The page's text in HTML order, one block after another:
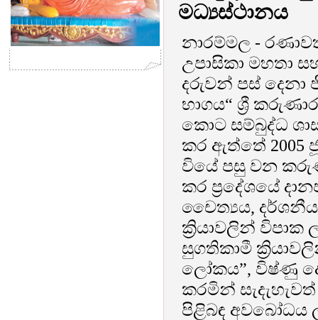
මධ්‍යස්ථානය
නාරම්මල -
උපාසිකා මහතා
දරුවන් පස්
භාගය“ ශ්‍රී
කොට සම්බුද්ධ
කර ඇත්තේ 2005
වියේ පසු වන
කර ප්‍රදේශයේ
චෛත්‍යය, දර්ශනීය
ක්‍රියාවලින්
සුගතිකාමී
ලෝකය”, විෂ්ණු
කරමින්
පිළිබඳ අවබෝධය